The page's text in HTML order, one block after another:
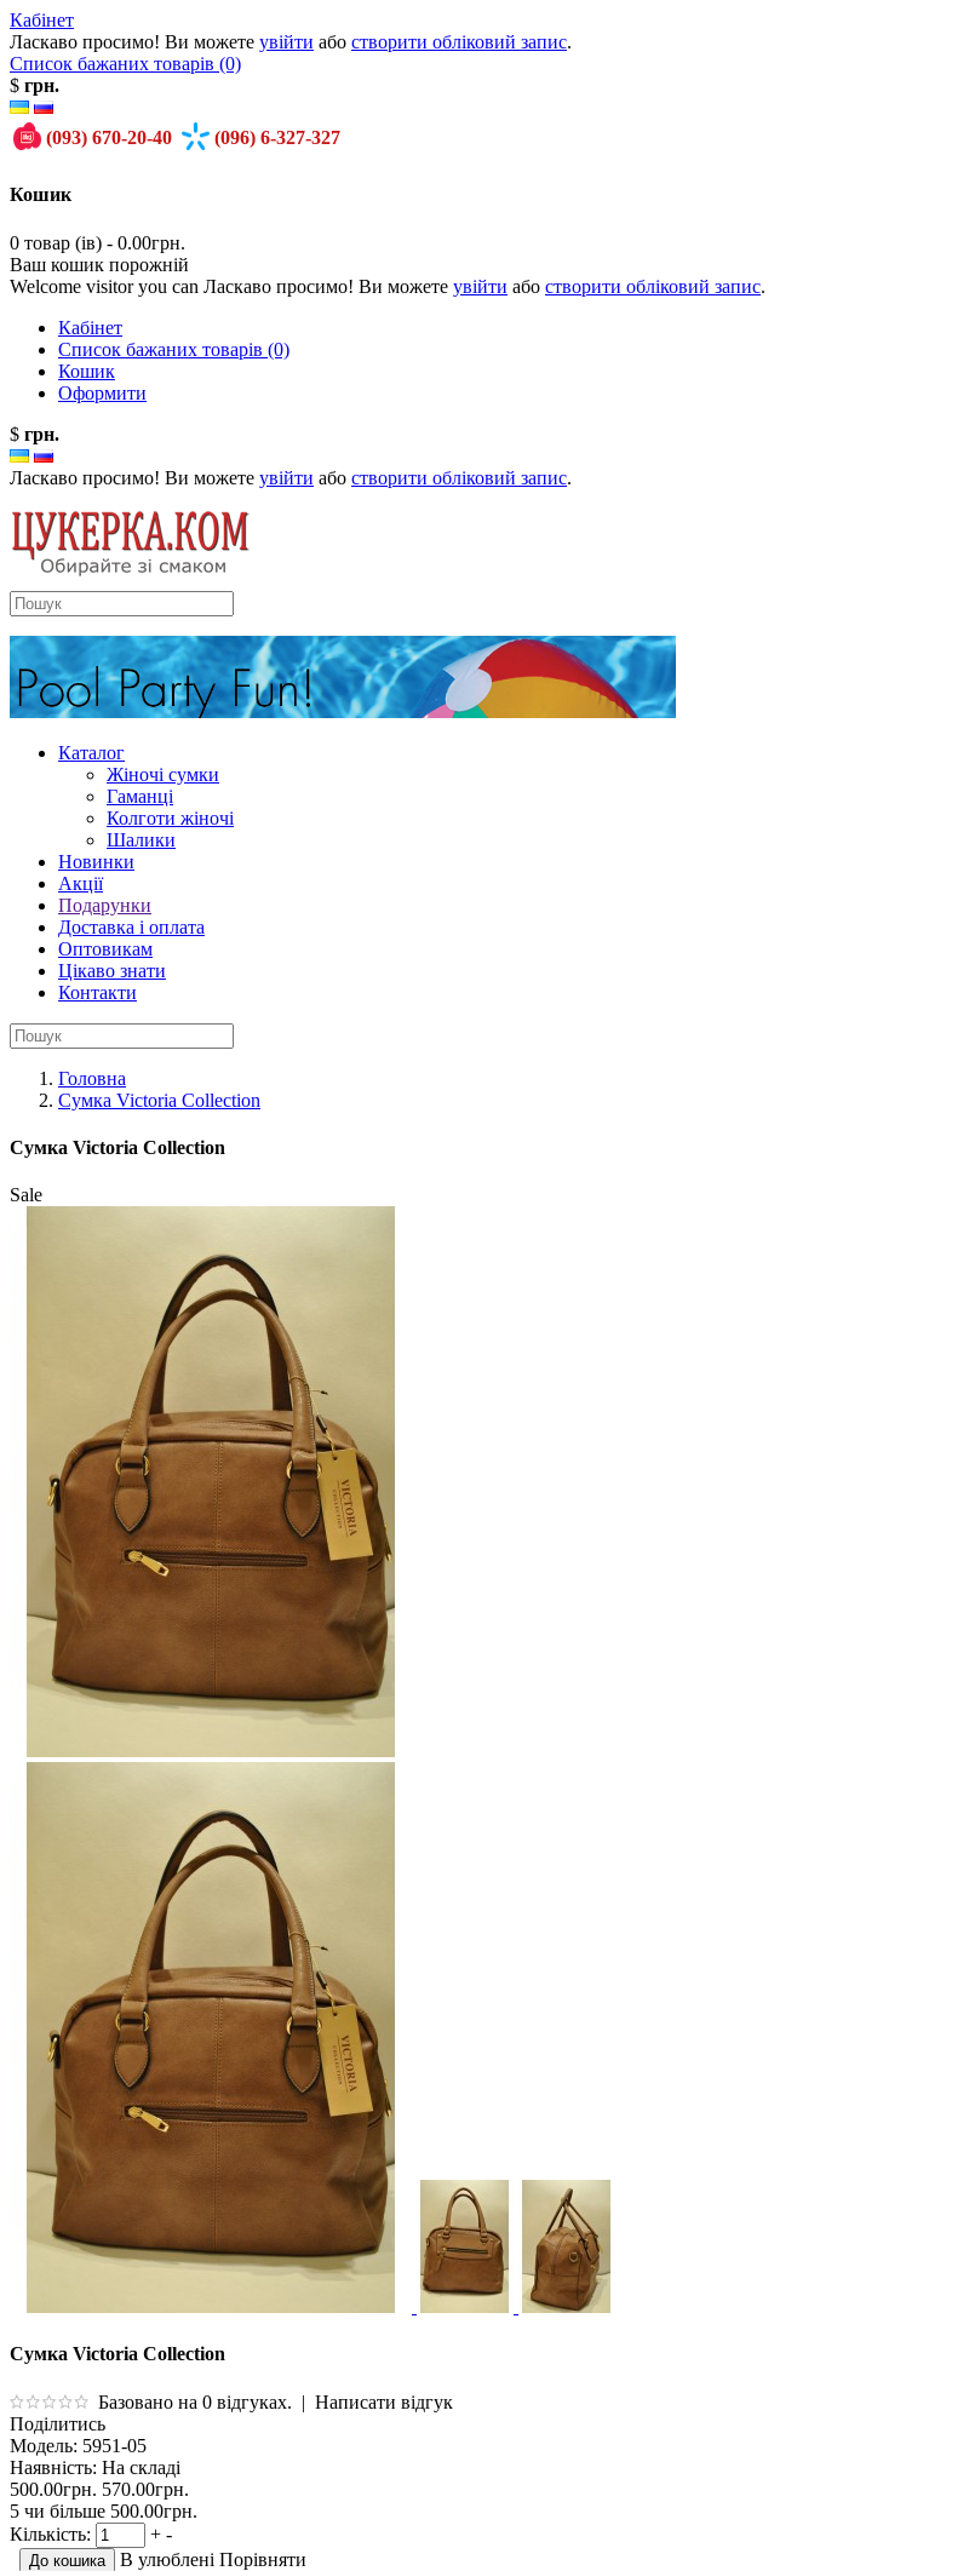
Кабінет
Ласкаво просимо! Ви можете увійти або створити обліковий запис.
Список бажаних товарів (0)
$ грн.
(093) 670-20-40 (096) 6-327-327
Кошик
0 товар (ів) - 0.00грн.
Ваш кошик порожній
Welcome visitor you can Ласкаво просимо! Ви можете увійти або створити обліковий запис.
Кабінет
Список бажаних товарів (0)
Кошик
Оформити
$ грн.
Ласкаво просимо! Ви можете увійти або створити обліковий запис.
Каталог
Жіночі сумки
Гаманці
Колготи жіночі
Шалики
Новинки
Акції
Подарунки
Доставка і оплата
Оптовикам
Цікаво знати
Контакти
Головна
Сумка Victoria Collection
Сумка Victoria Collection
Sale
Сумка Victoria Collection
Базовано на 0 відгуках. | Написати відгук
Поділитись
Модель: 5951-05
Наявність: На складі
500.00грн. 570.00грн.
5 чи більше 500.00грн.
Кількість:
+ -
В улюблені Порівняти